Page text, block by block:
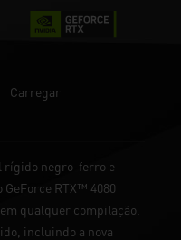
Carregar
rígido negro-ferro e
RTX™ 4080
qualquer compilação.
incluindo a nova